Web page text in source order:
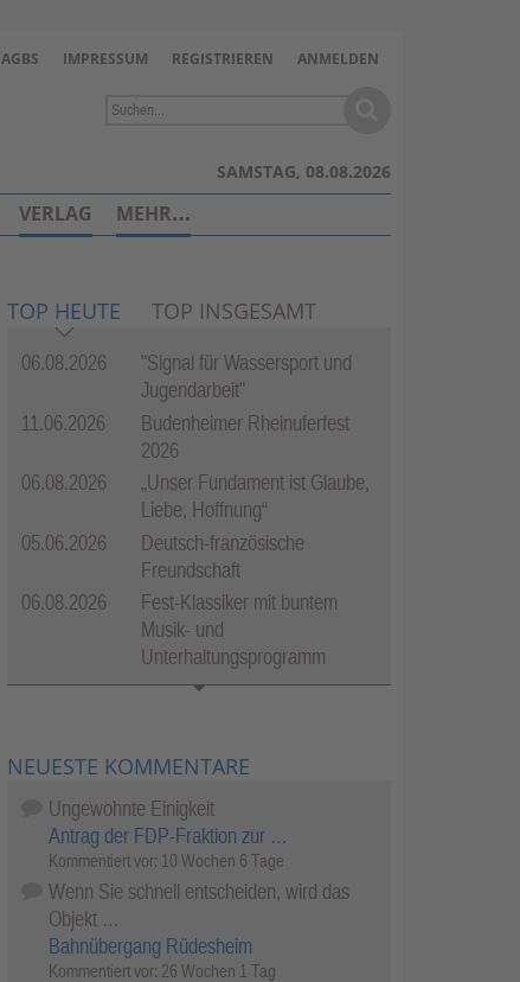
SAMSTAG, 08.08.2026
AGBS IMPRESSUM REGISTRIEREN ANMELDEN
TOP HEUTE TOP INSGESAMT
06.08.2026
"Signal für Wassersport und
Jugendarbeit"
11.06.2026
Budenheimer Rheinuferfest
2026
06.08.2026
„Unser Fundament ist Glaube,
Liebe, Hoffnung“
05.06.2026
Deutsch-französische
Freundschaft
06.08.2026
Fest-Klassiker mit buntem
Musik- und
Unterhaltungsprogramm
NEUESTE KOMMENTARE
Ungewohnte Einigkeit
Antrag der FDP-Fraktion zur …
Kommentiert vor: 10 Wochen 6 Tage
Wenn Sie schnell entscheiden, wird das
Objekt …
Bahnübergang Rüdesheim
Kommentiert vor: 26 Wochen 1 Tag
VERLAG MEHR…